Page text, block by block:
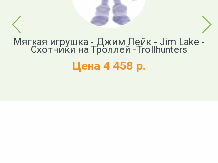
Previous
Мягкая игрушка - Джим Лейк - Jim Lake -
Охотники на Троллей -Trollhunters
Цена 4 458 р.
Next